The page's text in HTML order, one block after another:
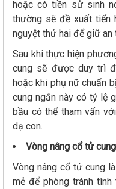
hoặc có tiền sử sinh
thường sẽ đề xuất tiến
nguyệt thứ hai để giữ an
Sau khi thực hiện
cung sẽ được duy trì
hoặc khi phụ nữ chuẩn
cung ngắn này có tỷ lệ
bầu có thể tham vấn
dạ con.
Vòng nâng cổ tử cung
Vòng nâng cổ tử cung
mẻ để phòng tránh